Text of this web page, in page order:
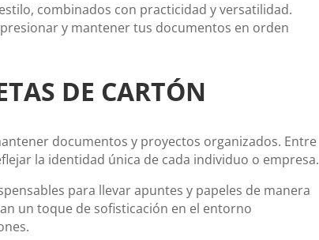
combinados con practicidad y versatilidad.
y mantener tus documentos en orden
DE CARTÓN
documentos y proyectos organizados. Entre
la identidad única de cada individuo o empresa.
para llevar apuntes y papeles de manera
un toque de sofisticación en el entorno